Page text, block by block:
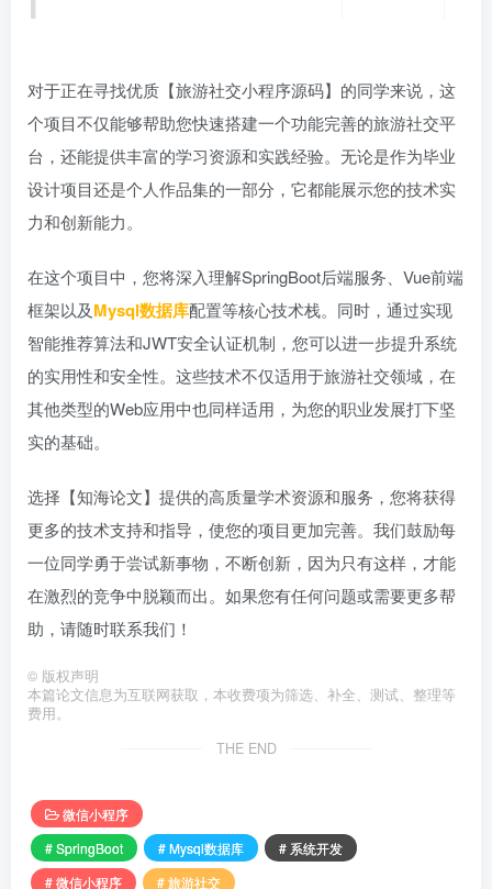
对于正在寻找优质【旅游社交小程序源码】的同学来说，这
个项目不仅能够帮助您快速搭建一个功能完善的旅游社交平
台，还能提供丰富的学习资源和实践经验。无论是作为毕业
设计项目还是个人作品集的一部分，它都能展示您的技术实
力和创新能力。
在这个项目中，您将深入理解SpringBoot后端服务、Vue前端
框架以及Mysql数据库配置等核心技术栈。同时，通过实现
智能推荐算法和JWT安全认证机制，您可以进一步提升系统
的实用性和安全性。这些技术不仅适用于旅游社交领域，在
其他类型的Web应用中也同样适用，为您的职业发展打下坚
实的基础。
选择【知海论文】提供的高质量学术资源和服务，您将获得
更多的技术支持和指导，使您的项目更加完善。我们鼓励每
一位同学勇于尝试新事物，不断创新，因为只有这样，才能
在激烈的竞争中脱颖而出。如果您有任何问题或需要更多帮
助，请随时联系我们！
© 版权声明
本篇论文信息为互联网获取，本收费项为筛选、补全、测试、整理等
费用。
THE END
微信小程序
# SpringBoot
# Mysql数据库
# 系统开发
# 微信小程序
# 旅游社交